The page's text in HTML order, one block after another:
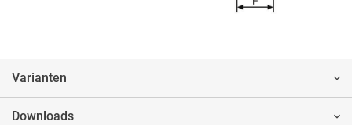
Varianten
Downloads